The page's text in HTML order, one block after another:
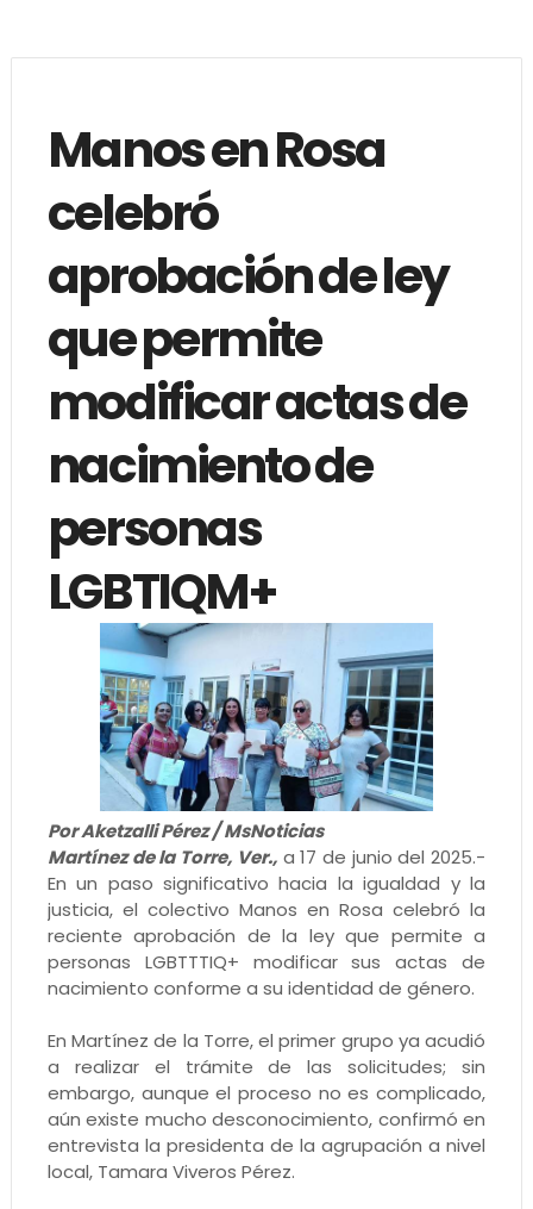
Manos en Rosa
celebró
aprobación de ley
que permite
modificar actas de
nacimiento de
personas
LGBTIQM+
Por Aketzalli Pérez / MsNoticias
Martínez de la Torre, Ver.,a 17 de junio del 2025.-
En un paso significativo hacia la igualdad y la
justicia, el colectivo Manos en Rosa celebró la
reciente aprobación de la ley que permite a
personas LGBTTTIQ+ modificar sus actas de
nacimiento conforme a su identidad de género.
En Martínez de la Torre, el primer grupo ya acudió
a realizar el trámite de las solicitudes; sin
embargo, aunque el proceso no es complicado,
aún existe mucho desconocimiento, confirmó en
entrevista la presidenta de la agrupación a nivel
local, Tamara Viveros Pérez.